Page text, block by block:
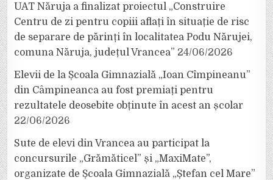
UAT Năruja a finalizat proiectul „Construire
Centru de zi pentru copiii aflați în situație de risc
de separare de părinți în localitatea Podu Nărujei,
comuna Năruja, județul Vrancea” 24/06/2026
Elevii de la Școala Gimnazială „Ioan Cîmpineanu”
din Câmpineanca au fost premiați pentru
rezultatele deosebite obținute în acest an școlar
22/06/2026
Sute de elevi din Vrancea au participat la
concursurile „Grămăticel” și „MaxiMate”,
organizate de Școala Gimnazială „Ștefan cel Mare”